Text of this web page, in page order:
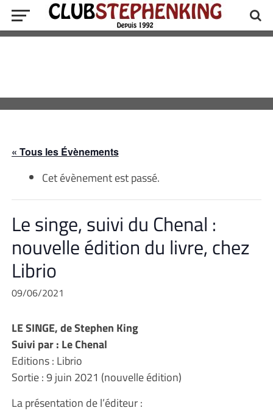
« Tous les Évènements
Cet évènement est passé.
Le singe, suivi du Chenal :
nouvelle édition du livre, chez
Librio
09/06/2021
LE SINGE, de Stephen King
Suivi par : Le Chenal
Editions : Librio
Sortie : 9 juin 2021 (nouvelle édition)
La présentation de l’éditeur :